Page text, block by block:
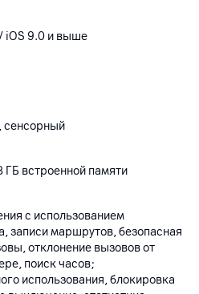
iOS 9.0 и выше
сенсорный
ГБ встроенной памяти
с использованием
записи маршрутов, безопасная
отклонение вызовов от
поиск часов;
использования, блокировка